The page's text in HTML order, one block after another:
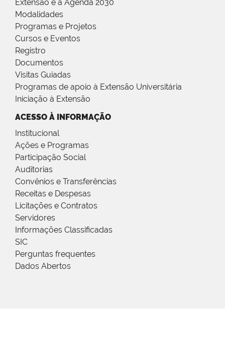
Extensão e a Agenda 2030
Modalidades
Programas e Projetos
Cursos e Eventos
Registro
Documentos
Visitas Guiadas
Programas de apoio à Extensão Universitária
Iniciação à Extensão
ACESSO À INFORMAÇÃO
Institucional
Ações e Programas
Participação Social
Auditorias
Convênios e Transferências
Receitas e Despesas
Licitações e Contratos
Servidores
Informações Classificadas
SIC
Perguntas frequentes
Dados Abertos